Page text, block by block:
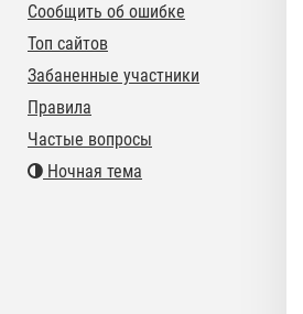
Сообщить об ошибке
Топ сайтов
Забаненные участники
Правила
Частые вопросы
Ночная тема